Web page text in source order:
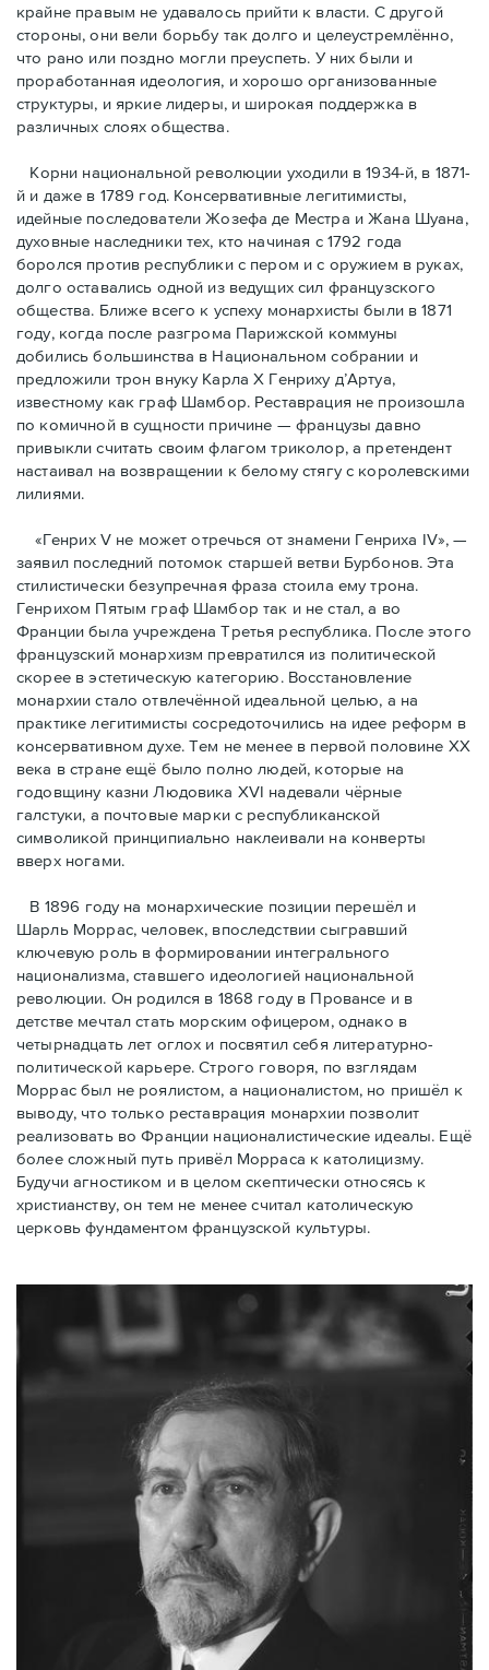
крайне правым не удавалось прийти к власти. С другой
стороны, они вели борьбу так долго и целеустремлённо,
что рано или поздно могли преуспеть. У них были и
проработанная идеология, и хорошо организованные
структуры, и яркие лидеры, и широкая поддержка в
различных слоях общества.
Корни национальной революции уходили в 1934-й, в 1871-
й и даже в 1789 год. Консервативные легитимисты,
идейные последователи Жозефа де Местра и Жана Шуана,
духовные наследники тех, кто начиная с 1792 года
боролся против республики с пером и с оружием в руках,
долго оставались одной из ведущих сил французского
общества. Ближе всего к успеху монархисты были в 1871
году, когда после разгрома Парижской коммуны
добились большинства в Национальном собрании и
предложили трон внуку Карла Х Генриху д’Артуа,
известному как граф Шамбор. Реставрация не произошла
по комичной в сущности причине — французы давно
привыкли считать своим флагoм триколор, а претендент
настаивал на возвращении к белому стягу с королевскими
лилиями.
«Генрих V не может отречься от знамени Генриха IV», —
заявил последний потомок старшей ветви Бурбонов. Эта
стилистически безупречная фраза стоила ему трона.
Генрихом Пятым граф Шамбор так и не стал, а во
Франции была учреждена Третья республика. После этого
французский монархизм превратился из политической
скорее в эстетическую категорию. Восстановление
монархии стало отвлечённой идеальной целью, а на
практике легитимисты сосредоточились на идее реформ в
консервативном духе. Тем не менее в первой половине ХХ
века в стране ещё было полно людей, которые на
годовщину казни Людовика XVI надевали чёрные
галстуки, а почтовые марки с республиканской
символикой принципиально наклеивали на конверты
вверх ногами.
В 1896 году на монархические позиции перешёл и
Шарль Моррас, человек, впоследствии сыгравший
ключевую роль в формировании интегрального
национализма, ставшего идеологией национальной
революции. Он родился в 1868 году в Провансе и в
детстве мечтал стать морским офицером, однако в
четырнадцать лет оглох и посвятил себя литературно-
политической карьере. Строго говоря, по взглядам
Моррас был не роялистом, а националистом, но пришёл к
выводу, что только реставрация монархии позволит
реализовать во Франции националистические идеалы. Ещё
более сложный путь привёл Морраса к католицизму.
Будучи агностиком и в целом скептически относясь к
христианству, он тем не менее считал католическую
церковь фундаментом французской культуры.